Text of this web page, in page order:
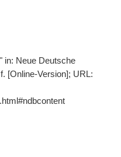
in: Neue Deutsche
[Online-Version]; URL: